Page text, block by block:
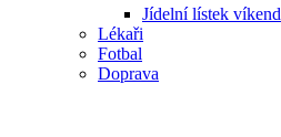
Jídelní lístek víkend
Lékaři
Fotbal
Doprava